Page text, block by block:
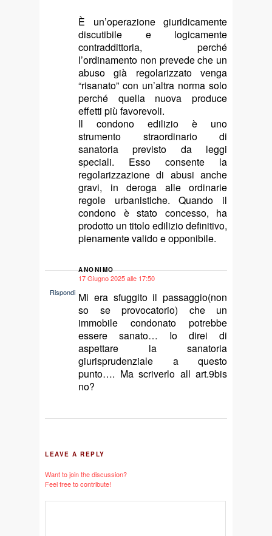
È un’operazione giuridicamente
discutibile e logicamente
contraddittoria, perché
l’ordinamento non prevede che un
abuso già regolarizzato venga
“risanato” con un’altra norma solo
perché quella nuova produce
effetti più favorevoli.
Il condono edilizio è uno
strumento straordinario di
sanatoria previsto da leggi
speciali. Esso consente la
regolarizzazione di abusi anche
gravi, in deroga alle ordinarie
regole urbanistiche. Quando il
condono è stato concesso, ha
prodotto un titolo edilizio definitivo,
pienamente valido e opponibile.
ANONIMO
17 Giugno 2025 alle 17:50
Mi era sfuggito il passaggio(non
so se provocatorio) che un
immobile condonato potrebbe
essere sanato… Io direi di
aspettare la sanatoria
giurisprudenziale a questo
punto…. Ma scriverlo all art.9bis
no?
Rispondi
LEAVE A REPLY
Want to join the discussion?
Feel free to contribute!